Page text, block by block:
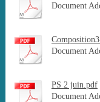
Document
Document
PS 2 juin.pdf
Document